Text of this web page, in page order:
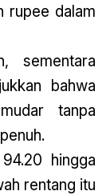
rupee dalam
sementara
bahwa
tanpa
hingga
rentang itu